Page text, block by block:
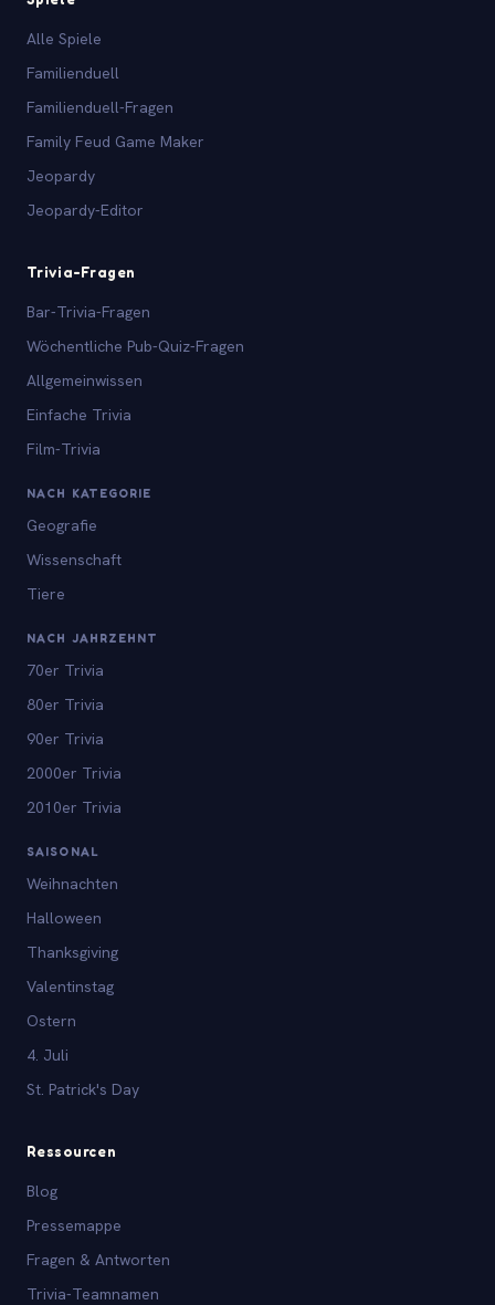
Alle Spiele
Familienduell
Familienduell-Fragen
Family Feud Game Maker
Jeopardy
Jeopardy-Editor
Trivia-Fragen
Bar-Trivia-Fragen
Wöchentliche Pub-Quiz-Fragen
Allgemeinwissen
Einfache Trivia
Film-Trivia
NACH KATEGORIE
Geografie
Wissenschaft
Tiere
NACH JAHRZEHNT
70er Trivia
80er Trivia
90er Trivia
2000er Trivia
2010er Trivia
SAISONAL
Weihnachten
Halloween
Thanksgiving
Valentinstag
Ostern
4. Juli
St. Patrick's Day
Ressourcen
Blog
Pressemappe
Fragen & Antworten
Trivia-Teamnamen